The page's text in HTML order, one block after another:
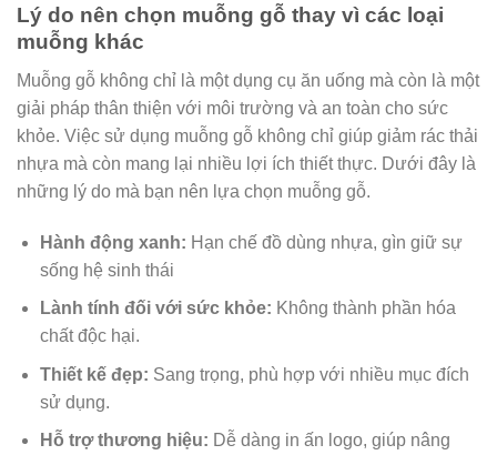
Lý do nên chọn muỗng gỗ thay vì các loại
muỗng khác
Muỗng gỗ không chỉ là một dụng cụ ăn uống mà còn là một
giải pháp thân thiện với môi trường và an toàn cho sức
khỏe. Việc sử dụng muỗng gỗ không chỉ giúp giảm rác thải
nhựa mà còn mang lại nhiều lợi ích thiết thực. Dưới đây là
những lý do mà bạn nên lựa chọn muỗng gỗ.
Hành động xanh: Hạn chế đồ dùng nhựa, gìn giữ sự
sống hệ sinh thái
Lành tính đối với sức khỏe: Không thành phần hóa
chất độc hại.
Thiết kế đẹp: Sang trọng, phù hợp với nhiều mục đích
sử dụng.
Hỗ trợ thương hiệu: Dễ dàng in ấn logo, giúp nâng